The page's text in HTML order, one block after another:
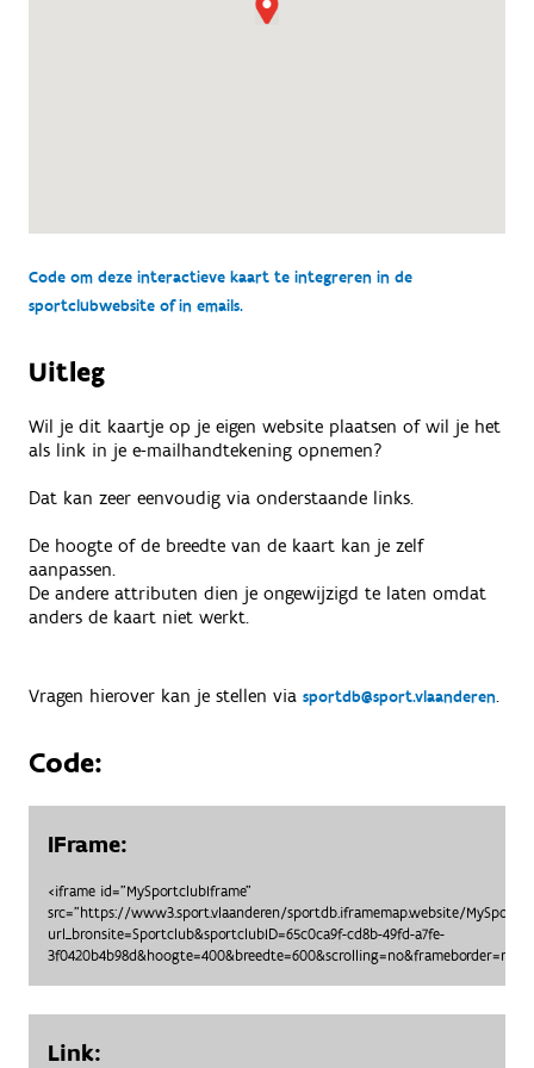
Code om deze interactieve kaart te integreren in de
sportclubwebsite of in emails.
Uitleg
Wil je dit kaartje op je eigen website plaatsen of wil je het
als link in je e-mailhandtekening opnemen?
Dat kan zeer eenvoudig via onderstaande links.
De hoogte of de breedte van de kaart kan je zelf
aanpassen.
De andere attributen dien je ongewijzigd te laten omdat
anders de kaart niet werkt.
Vragen hierover kan je stellen via sportdb@sport.vlaanderen.
Code:
IFrame:
<iframe id="MySportclubIframe"
src="https://www3.sport.vlaanderen/sportdb.iframemap.website/
url_bronsite=Sportclub&sportclubID=65c0ca9f-cd8b-49fd-a7fe-
Link: